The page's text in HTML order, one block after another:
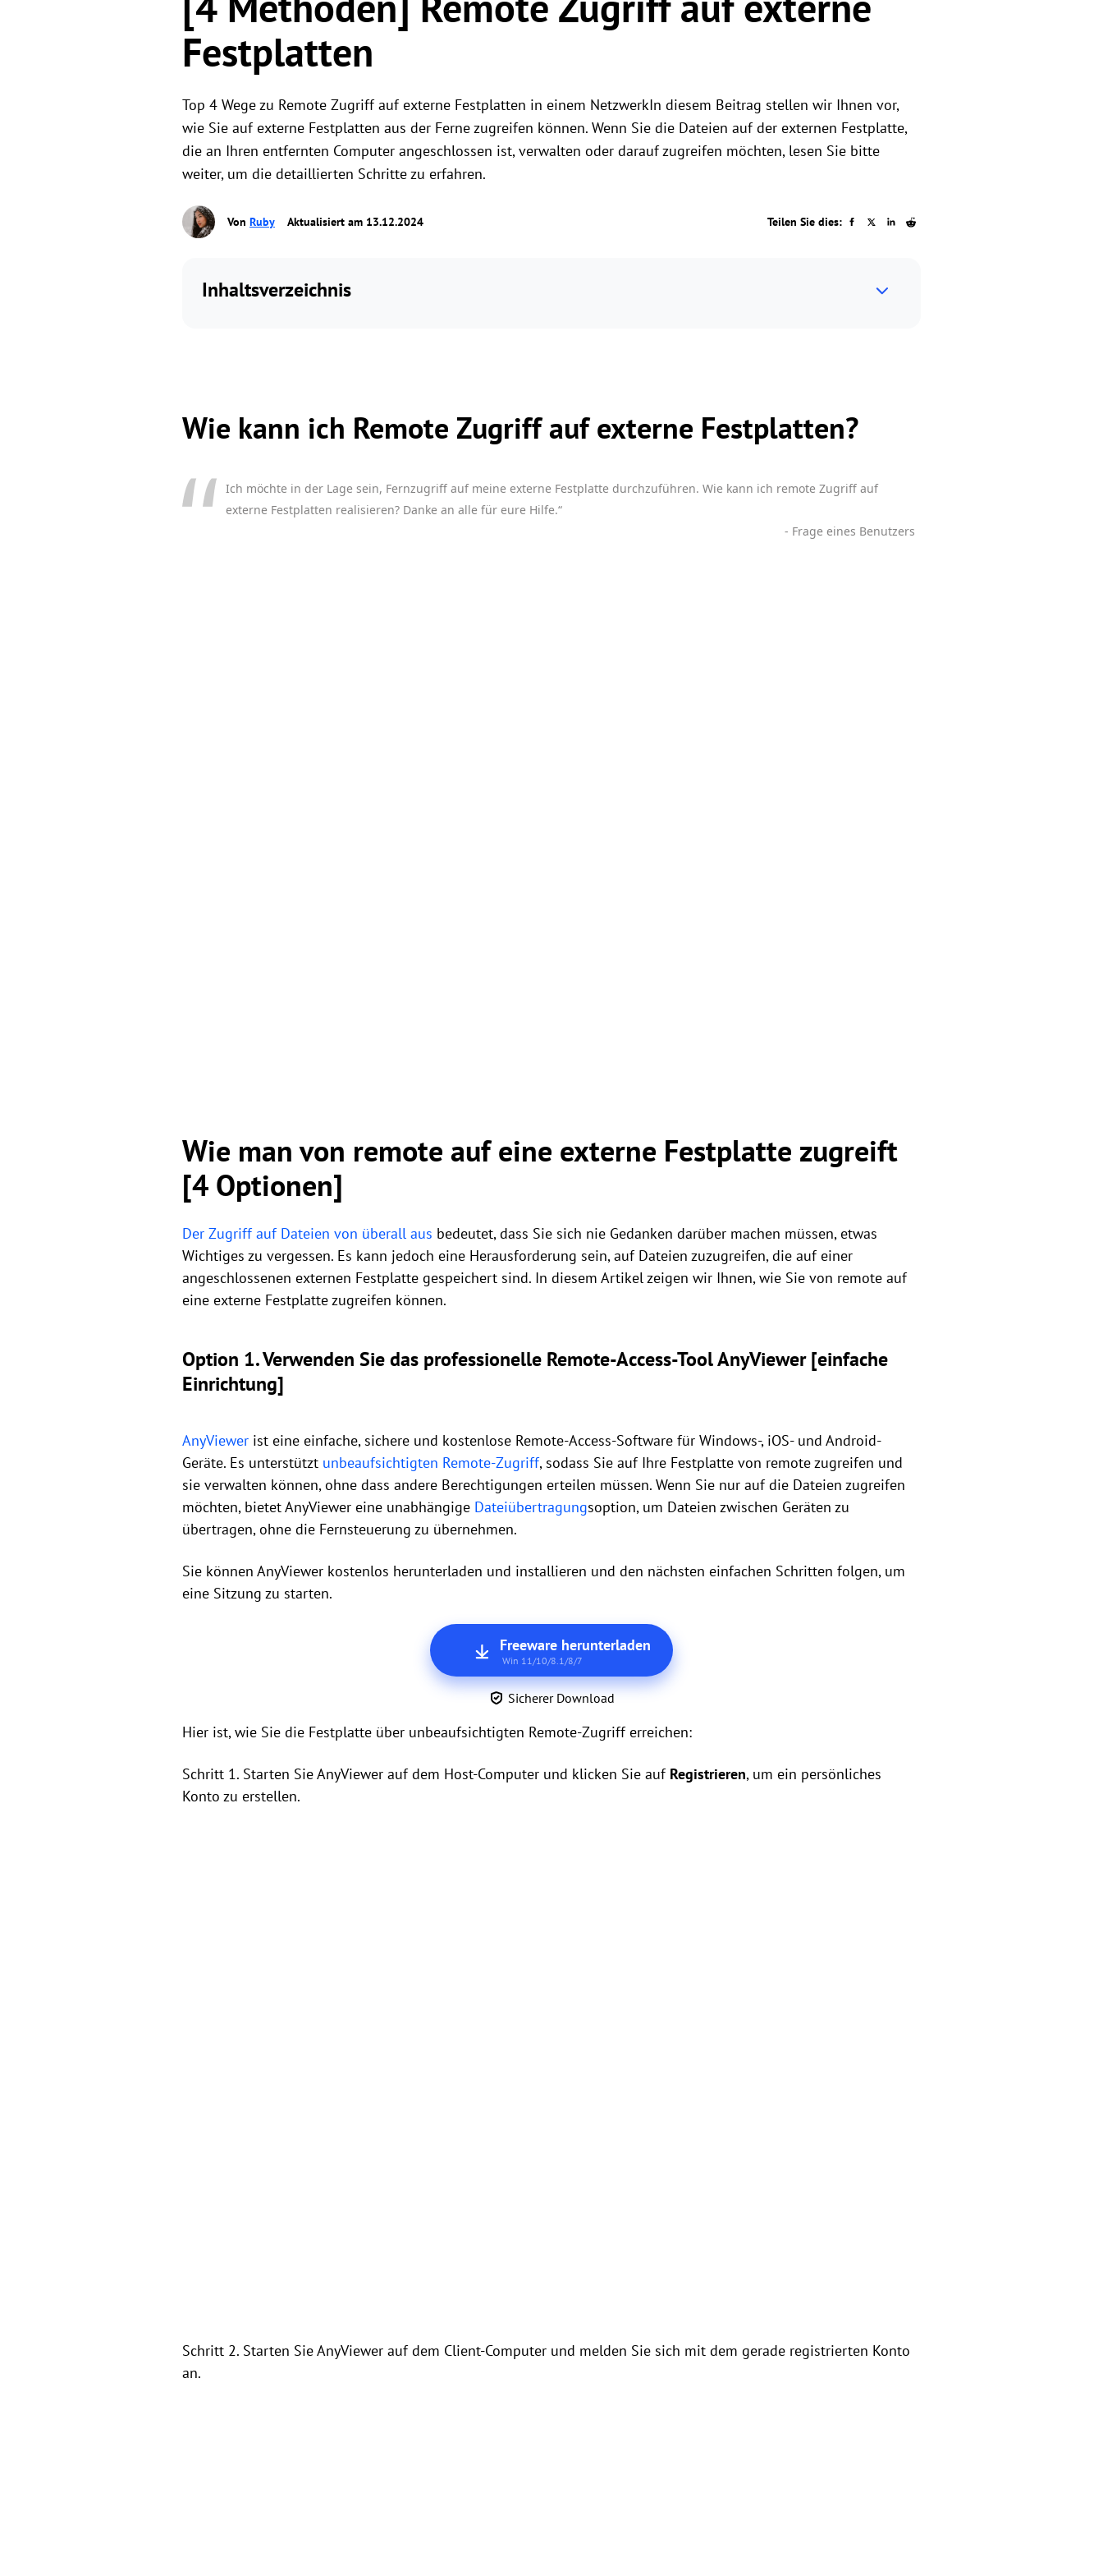
Rollenberechtigungsverwaltung
Benutzerzugriff mit flexiblen Berechtigungen
Festplatten
Top 4 Wege zu Remote Zugriff auf externe Festplatten in einem NetzwerkIn diesem Beitrag stellen wir Ihnen vor,
wie Sie auf externe Festplatten aus der Ferne zugreifen können. Wenn Sie die Dateien auf der externen Festplatte,
die an Ihren entfernten Computer angeschlossen ist, verwalten oder darauf zugreifen möchten, lesen Sie bitte
weiter, um die detaillierten Schritte zu erfahren.
Von Ruby Aktualisiert am 13.12.2024 Teilen Sie dies:
Inhaltsverzeichnis
Wie kann ich Remote Zugriff auf externe Festplatten?
Ich möchte in der Lage sein, Fernzugriff auf meine externe Festplatte durchzuführen. Wie kann ich remote Zugriff auf
externe Festplatten realisieren? Danke an alle für eure Hilfe.“
- Frage eines Benutzers
Wie man von remote auf eine externe Festplatte zugreift
[4 Optionen]
Der Zugriff auf Dateien von überall aus bedeutet, dass Sie sich nie Gedanken darüber machen müssen, etwas
Wichtiges zu vergessen. Es kann jedoch eine Herausforderung sein, auf Dateien zuzugreifen, die auf einer
angeschlossenen externen Festplatte gespeichert sind. In diesem Artikel zeigen wir Ihnen, wie Sie von remote auf
eine externe Festplatte zugreifen können.
Option 1. Verwenden Sie das professionelle Remote-Access-Tool AnyViewer [einfache
Einrichtung]
AnyViewer ist eine einfache, sichere und kostenlose Remote-Access-Software für Windows-, iOS- und Android-
Geräte. Es unterstützt unbeaufsichtigten Remote-Zugriff, sodass Sie auf Ihre Festplatte von remote zugreifen und
sie verwalten können, ohne dass andere Berechtigungen erteilen müssen. Wenn Sie nur auf die Dateien zugreifen
möchten, bietet AnyViewer eine unabhängige Dateiübertragungsoption, um Dateien zwischen Geräten zu
übertragen, ohne die Fernsteuerung zu übernehmen.
Sie können AnyViewer kostenlos herunterladen und installieren und den nächsten einfachen Schritten folgen, um
eine Sitzung zu starten.
Freeware herunterladen
Win 11/10/8.1/8/7
Sicherer Download
Hier ist, wie Sie die Festplatte über unbeaufsichtigten Remote-Zugriff erreichen:
Schritt 1. Starten Sie AnyViewer auf dem Host-Computer und klicken Sie auf Registrieren, um ein persönliches
Konto zu erstellen.
Schritt 2. Starten Sie AnyViewer auf dem Client-Computer und melden Sie sich mit dem gerade registrierten Konto
an.